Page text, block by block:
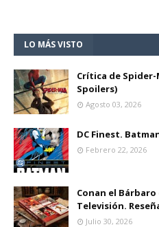
LO MÁS VISTO
Crítica de Spider-
Spoilers)
Agosto 03, 2026
DC Finest.
Febrero 22, 2026
Conan el Bárbaro
Televisión.
Julio 30, 2026